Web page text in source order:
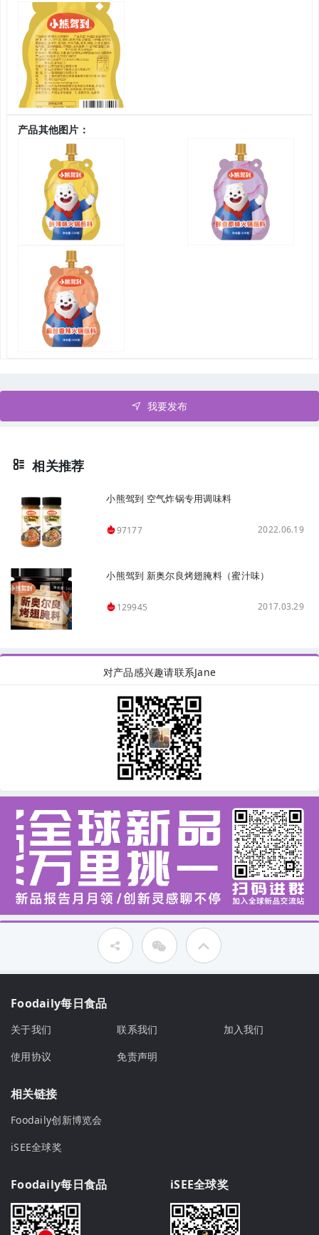
产品其他图片：
我要发布
相关推荐
小熊驾到 空气炸锅专用调味料
97177 2022.06.19
小熊驾到 新奥尔良烤翅腌料（蜜汁味）
129945 2017.03.29
对产品感兴趣请联系Jane
Foodaily每日食品
关于我们 联系我们
加入我们
使用协议
免责声明
相关链接
Foodaily创新博览会
iSEE全球奖
Foodaily每日食品 iSEE全球奖